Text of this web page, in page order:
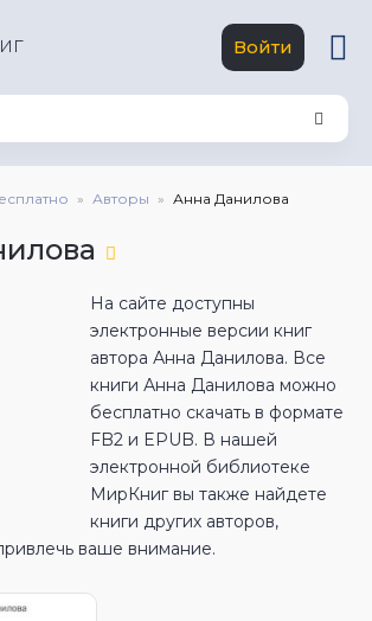
Войти
Авторы Анна Данилова
На сайте доступны
электронные версии книг
автора Анна Данилова. Все
книги Анна Данилова можно
бесплатно скачать в формате
FB2 и EPUB. В нашей
электронной библиотеке
МирКниг вы также найдете
книги других авторов,
ваше внимание.